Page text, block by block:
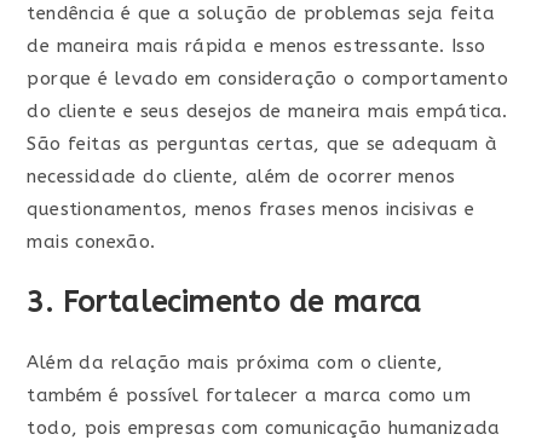
tendência é que a solução de problemas seja feita
de maneira mais rápida e menos estressante. Isso
porque é levado em consideração o comportamento
do cliente e seus desejos de maneira mais empática.
São feitas as perguntas certas, que se adequam à
necessidade do cliente, além de ocorrer menos
questionamentos, menos frases menos incisivas e
mais conexão.
3. Fortalecimento de marca
Além da relação mais próxima com o cliente,
também é possível fortalecer a marca como um
todo, pois empresas com comunicação humanizada